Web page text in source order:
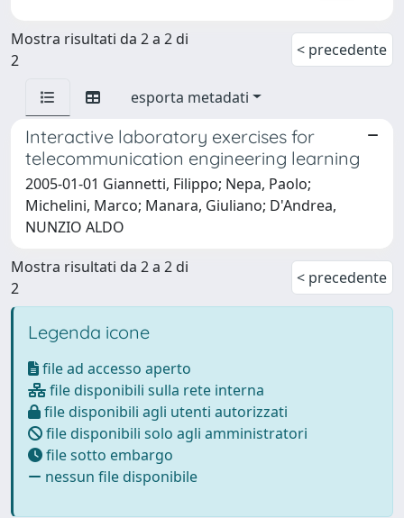
Mostra risultati da 2 a 2 di
2
< precedente
esporta metadati
Interactive laboratory exercises for
telecommunication engineering learning
2005-01-01 Giannetti, Filippo; Nepa, Paolo;
Michelini, Marco; Manara, Giuliano; D'Andrea,
NUNZIO ALDO
Mostra risultati da 2 a 2 di
2
< precedente
Legenda icone
file ad accesso aperto
file disponibili sulla rete interna
file disponibili agli utenti autorizzati
file disponibili solo agli amministratori
file sotto embargo
nessun file disponibile